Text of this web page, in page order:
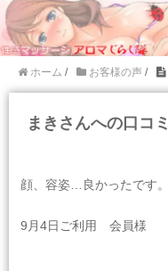
ホーム / お客様の声 /
まきさんへの口コミ
顔、容姿…良かったです。
9月4日ご利用 会員様